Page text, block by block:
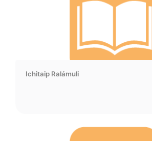
Ichitaip Ralámuli